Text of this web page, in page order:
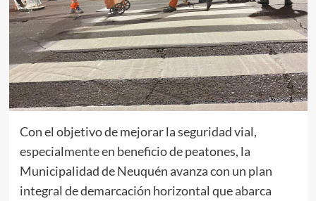
Con el objetivo de mejorar la seguridad vial,
especialmente en beneficio de peatones, la
Municipalidad de Neuquén avanza con un plan
integral de demarcación horizontal que abarca